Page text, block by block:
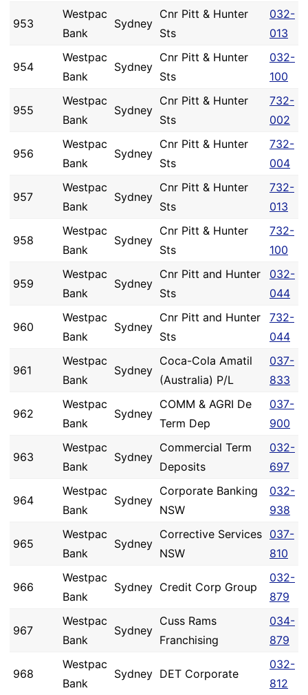
953
Westpac
Bank
Sydney
Cnr Pitt & Hunter
Sts
032-
013
954
Westpac
Bank
Sydney
Cnr Pitt & Hunter
Sts
032-
100
955
Westpac
Bank
Sydney
Cnr Pitt & Hunter
Sts
732-
002
956
Westpac
Bank
Sydney
Cnr Pitt & Hunter
Sts
732-
004
957
Westpac
Bank
Sydney
Cnr Pitt & Hunter
Sts
732-
013
958
Westpac
Bank
Sydney
Cnr Pitt & Hunter
Sts
732-
100
959
Westpac
Bank
Sydney
Cnr Pitt and Hunter
Sts
032-
044
960
Westpac
Bank
Sydney
Cnr Pitt and Hunter
Sts
732-
044
961
Westpac
Bank
Sydney
Coca-Cola Amatil
(Australia) P/L
037-
833
962
Westpac
Bank
Sydney
COMM & AGRI De
Term Dep
037-
900
963
Westpac
Bank
Sydney
Commercial Term
Deposits
032-
697
964
Westpac
Bank
Sydney
Corporate Banking
NSW
032-
938
965
Westpac
Bank
Sydney
Corrective Services
NSW
037-
810
966
Westpac
Bank
Sydney Credit Corp Group
032-
879
967
Westpac
Bank
Sydney
Cuss Rams
Franchising
034-
879
968
Westpac
Bank
Sydney DET Corporate
032-
812